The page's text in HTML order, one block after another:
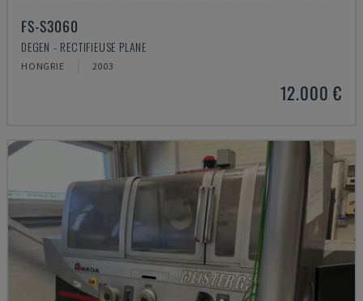
FS-S3060
DEGEN - RECTIFIEUSE PLANE
HONGRIE 2003
12.000 €